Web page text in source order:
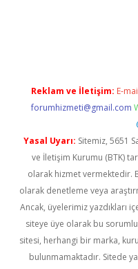
Reklam ve İletişim: E-
forumhizmeti@gmail.com
Yasal Uyarı: Sitemiz, 5651
ve İletişim Kurumu (BTK)
olarak hizmet vermektedir.
olarak denetleme veya
Ancak, üyelerimiz yazdıkları
siteye üye olarak bu
sitesi, herhangi bir marka,
bulunmamaktadır. Sitede